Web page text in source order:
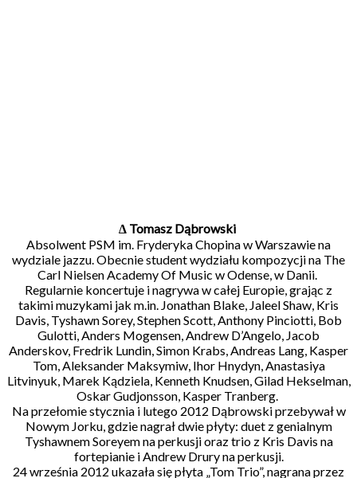
∆ Tomasz Dąbrowski
Absolwent PSM im. Fryderyka Chopina w Warszawie na
wydziale jazzu. Obecnie student wydziału kompozycji na The
Carl Nielsen Academy Of Music w Odense, w Danii.
Regularnie koncertuje i nagrywa w całej Europie, grając z
takimi muzykami jak m.in. Jonathan Blake, Jaleel Shaw, Kris
Davis, Tyshawn Sorey, Stephen Scott, Anthony Pinciotti, Bob
Gulotti, Anders Mogensen, Andrew D’Angelo, Jacob
Anderskov, Fredrik Lundin, Simon Krabs, Andreas Lang, Kasper
Tom, Aleksander Maksymiw, Ihor Hnydyn, Anastasiya
Litvinyuk, Marek Kądziela, Kenneth Knudsen, Gilad Hekselman,
Oskar Gudjonsson, Kasper Tranberg.
Na przełomie stycznia i lutego 2012 Dąbrowski przebywał w
Nowym Jorku, gdzie nagrał dwie płyty: duet z genialnym
Tyshawnem Soreyem na perkusji oraz trio z Kris Davis na
fortepianie i Andrew Drury na perkusji.
24 września 2012 ukazała się płyta „Tom Trio”, nagrana przez